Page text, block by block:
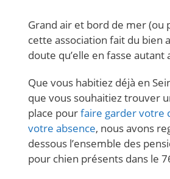
Grand air et bord de mer (ou
cette association fait du bien
doute qu’elle en fasse autant
Que vous habitiez déjà en
que vous souhaitiez trouver
place pourfaire garder votre
votre absence, nous avons
dessous l’ensemble des
pour chien présents dans le